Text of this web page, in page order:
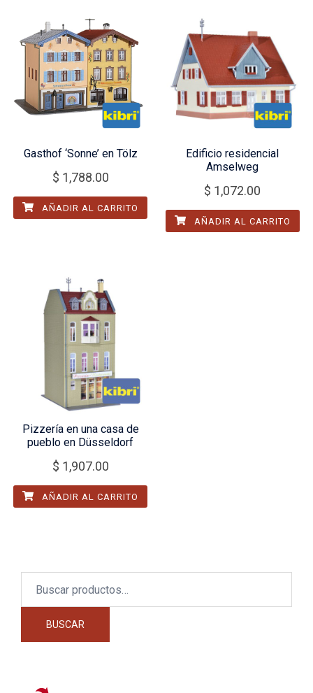
Gasthof ‘Sonne’ en Tölz
$ 1,788.00
AÑADIR AL CARRITO
Edificio residencial
Amselweg
$ 1,072.00
AÑADIR AL CARRITO
Pizzería en una casa de
pueblo en Düsseldorf
$ 1,907.00
AÑADIR AL CARRITO
BUSCAR